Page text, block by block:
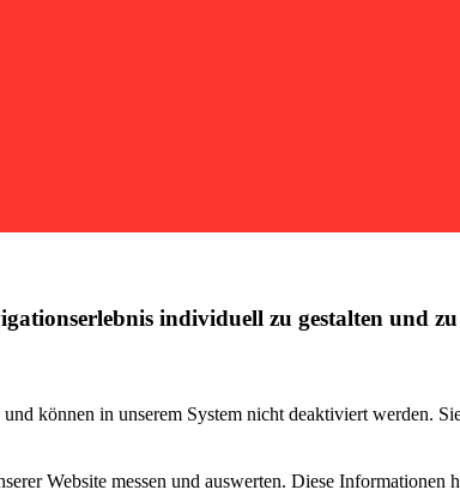
individuell zu gestalten und zu
können in unserem System nicht deaktiviert werden.
Website messen und auswerten. Diese